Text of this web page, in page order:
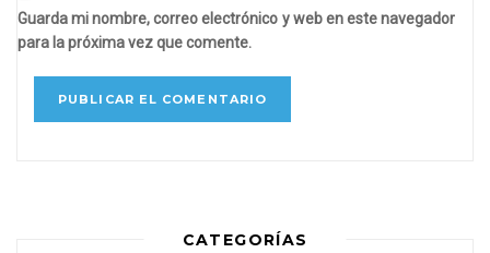
Guarda mi nombre, correo electrónico y web en este navegador
para la próxima vez que comente.
CATEGORÍAS